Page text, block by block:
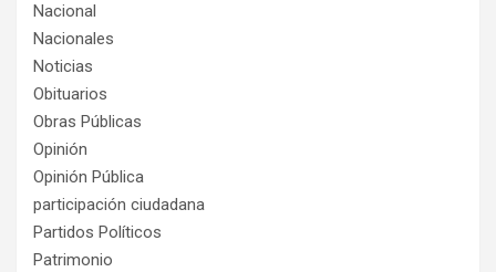
Nacional
Nacionales
Noticias
Obituarios
Obras Públicas
Opinión
Opinión Pública
participación ciudadana
Partidos Políticos
Patrimonio